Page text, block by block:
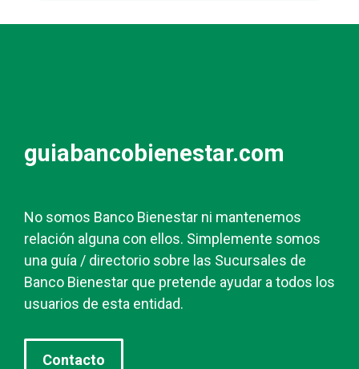
guiabancobienestar.com
No somos Banco Bienestar ni mantenemos
relación alguna con ellos. Simplemente somos
una guía / directorio sobre las Sucursales de
Banco Bienestar que pretende ayudar a todos los
usuarios de esta entidad.
Contacto